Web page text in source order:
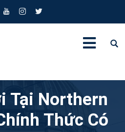
Tại Northern
Thức Có